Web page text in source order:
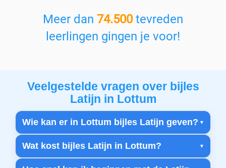
Meer dan 74.500tevreden
leerlingen gingen je voor!
Veelgestelde vragen over bijles
Latijn in Lottum
Wie kan er in Lottum bijles Latijn geven?
Wat kost bijles Latijn in Lottum?